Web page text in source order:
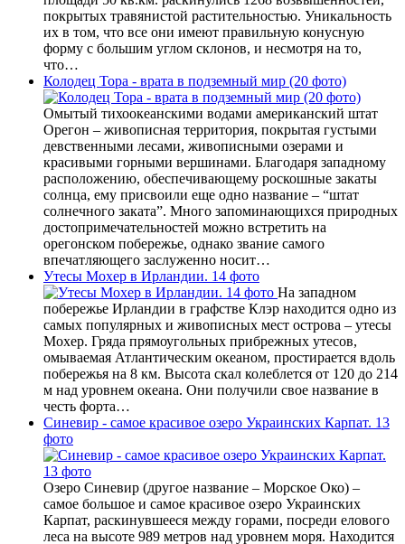
покрытых травянистой растительностью. Уникальность
их в том, что все они имеют правильную конусную
форму с большим углом склонов, и несмотря на то,
что…
Колодец Тора - врата в подземный мир (20 фото)
Омытый тихоокеанскими водами американский штат
Орегон – живописная территория, покрытая густыми
девственными лесами, живописными озерами и
красивыми горными вершинами. Благодаря западному
расположению, обеспечивающему роскошные закаты
солнца, ему присвоили еще одно название – “штат
солнечного заката”. Много запоминающихся природных
достопримечательностей можно встретить на
орегонском побережье, однако звание самого
впечатляющего заслуженно носит…
Утесы Мохер в Ирландии. 14 фото
На западном
побережье Ирландии в графстве Клэр находится одно из
самых популярных и живописных мест острова – утесы
Мохер. Гряда прямоугольных прибрежных утесов,
омываемая Атлантическим океаном, простирается вдоль
побережья на 8 км. Высота скал колеблется от 120 до 214
м над уровнем океана. Они получили свое название в
честь форта…
Синевир - самое красивое озеро Украинских Карпат. 13
фото
Озеро Синевир (другое название – Морское Око) –
самое большое и самое красивое озеро Украинских
Карпат, раскинувшееся между горами, посреди елового
леса на высоте 989 метров над уровнем моря. Находится